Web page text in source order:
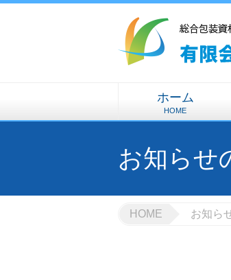
ホーム
HOME
お知らせ
HOME お知ら